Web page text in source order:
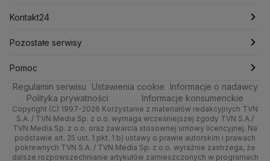
Ministerstwo Aktywów Państwowych
Ministerstwo Infrastruktury
Ministerstwo Rolnictwa
Ministerstwo Rozwoju i Technologii
Ministerstwo Sportu i Turystyki
Ministerstwo Cyfryzacji
Ministerstwo Edukacji Narodowej
Ministerstwo Finansów
Technologia
Quizy
Tematy
Poznań
Trójmiasto
Kielce
Kujawsko-pomorskie
Lublin
Nieruchomości
Rynki
Dla firm
Handel
Ze świata
Tech
Pogoda na jutro
Pogoda na weekend
Najnowsze
Polska
Prognoza
Świat
Tenis
Kolarstwo
Skoki Narciarskie
Sporty zimowe
Lekkoatletyka
Siatkówka
Najnowsze
Polska
Świat
Polityka
Zdrowie
Tech
Kontakt24
Najnowsze
Gorące Tematy
Wyślij zgłoszenie
Pozostałe serwisy
TVN
Dzień Dobry TVN
Uwaga TVN
HGTV
Pomoc
Centrum pomocy
Test zgodności
Oglądaj na TV
Regulamin serwisu Ustawienia cookie
Informacje o nadawcy
Polityka prywatności
Informacje konsumenckie
Copyright (C) 1997-2026 Korzystanie z materiałów redakcyjnych TVN
S.A. / TVN Media Sp. z o.o. wymaga wcześniejszej zgody TVN S.A./
TVN Media Sp. z o.o. oraz zawarcia stosownej umowy licencyjnej. Na
podstawie art. 25 ust. 1 pkt. 1 b) ustawy o prawie autorskim i prawach
pokrewnych TVN S.A. / TVN Media Sp. z o.o. wyraźnie zastrzega, że
dalsze rozpowszechnianie artykułów zamieszczonych w programach